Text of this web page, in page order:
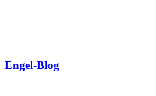
Engel-Blog